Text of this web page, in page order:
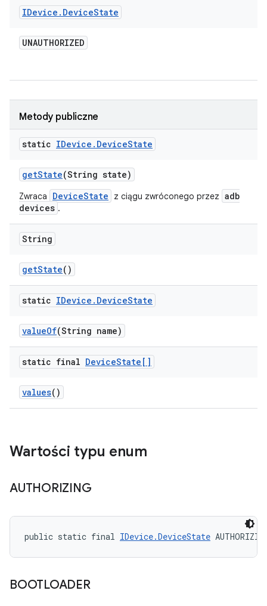
IDevice . DeviceState
UNAUTHORIZED
Metody publiczne
static IDevice . DeviceState
getState(String state)
Zwraca DeviceState z ciągu zwróconego przez adb
devices .
String
getState()
static IDevice . DeviceState
valueOf(String name)
static final DeviceState[]
values()
Wartości typu enum
AUTHORIZING
public static final IDevice.DeviceState
BOOTLOADER